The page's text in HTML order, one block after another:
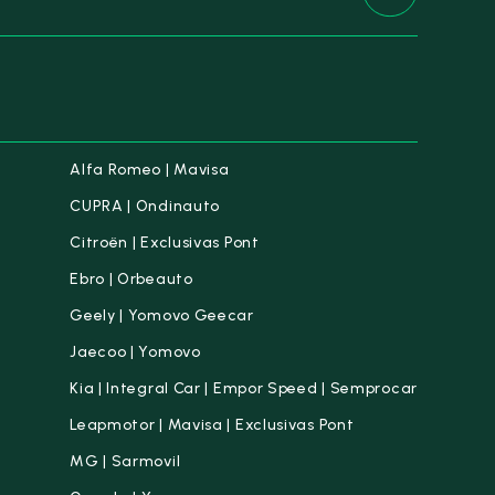
Alfa Romeo | Mavisa
CUPRA | Ondinauto
Citroën | Exclusivas Pont
Ebro | Orbeauto
Geely | Yomovo Geecar
Jaecoo | Yomovo
Kia | Integral Car | Empor Speed | Semprocar
Leapmotor | Mavisa | Exclusivas Pont
MG | Sarmovil